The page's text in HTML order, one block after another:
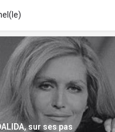
sur ses pas